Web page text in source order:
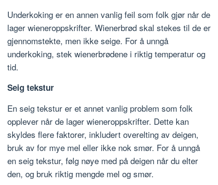
Underkoking er en annen vanlig feil som folk gjør når de
lager wieneroppskrifter. Wienerbrød skal stekes til de er
gjennomstekte, men ikke seige. For å unngå
underkoking, stek wienerbrødene i riktig temperatur og
tid.
Seig tekstur
En seig tekstur er et annet vanlig problem som folk
opplever når de lager wieneroppskrifter. Dette kan
skyldes flere faktorer, inkludert overelting av deigen,
bruk av for mye mel eller ikke nok smør. For å unngå
en seig tekstur, følg nøye med på deigen når du elter
den, og bruk riktig mengde mel og smør.